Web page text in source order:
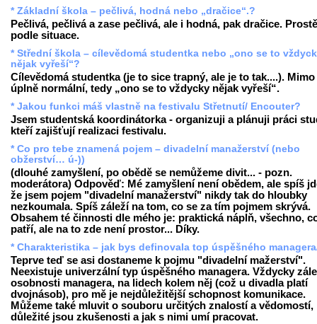
* Základní škola – pečlivá, hodná nebo „dračice“.?
Pečlivá, pečlivá a zase pečlivá, ale i hodná, pak dračice. Prostě
podle situace.
* Střední škola – cílevědomá studentka nebo „ono se to
nějak vyřeší“?
Cílevědomá studentka (je to sice trapný, ale je to tak....).
úplně normální, tedy „ono se to vždycky nějak vyřeší“.
* Jakou funkci máš vlastně na festivalu Střetnutí/ Encouter?
Jsem studentská koordinátorka - organizuji a plánuji práci
kteří zajišťují realizaci festivalu.
* Co pro tebe znamená pojem – divadelní manažerství (nebo
obžerství… ú-))
(dlouhé zamyšlení, po obědě se nemůžeme divit... - pozn.
moderátora) Odpověď: Mé zamyšlení není obědem, ale spíš
že jsem pojem "divadelní manažerství" nikdy tak do hloubky
nezkoumala. Spíš záleží na tom, co se za tím pojmem skrývá.
Obsahem té činnosti dle mého je: praktická náplň, všechno,
patří, ale na to zde není prostor... Díky.
* Charakteristika – jak bys definovala top úspěšného
Teprve teď se asi dostaneme k pojmu "divadelní mažerství".
Neexistuje univerzální typ úspěšného managera. Vždycky
osobnosti managera, na lidech kolem něj (což u divadla platí
dvojnásob), pro mě je nejdůležitější schopnost komunikace.
Můžeme také mluvit o souboru určitých znalostí a vědomostí,
důležité jsou zkušenosti a jak s nimi umí pracovat.